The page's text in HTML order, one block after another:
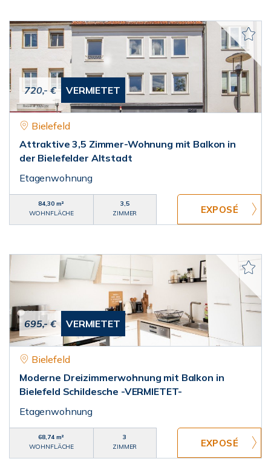
720,- € VERMIETET
Bielefeld
Attraktive 3,5 Zimmer-Wohnung mit Balkon in
der Bielefelder Altstadt
Etagenwohnung
84,30 m²
WOHNFLÄCHE
3,5
ZIMMER
695,- € VERMIETET
Bielefeld
Moderne Dreizimmerwohnung mit Balkon in
Bielefeld Schildesche -VERMIETET-
Etagenwohnung
68,74 m²
WOHNFLÄCHE
3
ZIMMER